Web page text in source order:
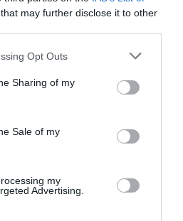
that may further disclose it to other
Opt Outs
Sharing of my
Sale of my
my
Advertising.
Catalunya en
Network. Una competició
per cada país i que
un dels tres premis que
CE, la startup va guanyar
internacional atorgat
d'energia italiana
com a startup
ajudar a obtenir un fons